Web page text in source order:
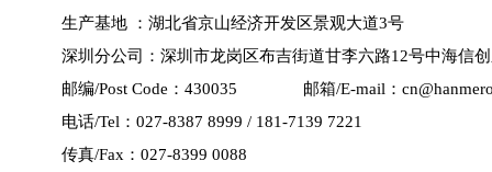
生产基地 ：湖北省京山经济开发区景观大道3号
深圳分公司：深圳市龙岗区布吉街道甘李六路12号中海信
邮编/Post Code：430035 邮箱/E-mail：
电话/Tel：027-8387 8999 / 181-7139 7221
传真/Fax：027-8399 0088